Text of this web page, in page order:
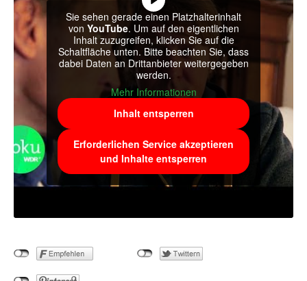
Sie sehen gerade einen Platzhalterinhalt
von YouTube. Um auf den eigentlichen
Inhalt zuzugreifen, klicken Sie auf die
Schaltfläche unten. Bitte beachten Sie, dass
dabei Daten an Drittanbieter weitergegeben
werden.
Mehr Informationen
Inhalt entsperren
Erforderlichen Service akzeptieren
und Inhalte entsperren